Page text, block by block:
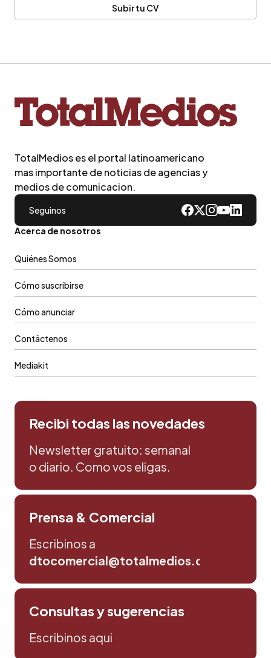
Subir tu CV
TotalMedios es el portal latinoamericano
mas importante de noticias de agencias y
medios de comunicacion.
Seguinos
Acerca de nosotros
Quiénes Somos
Cómo suscribirse
Cómo anunciar
Contáctenos
Mediakit
Recibi todas las novedades
Newsletter gratuito: semanal
o diario. Como vos eligas.
Prensa & Comercial
Escribinos a
dtocomercial@totalmedios.com
Consultas y sugerencias
Escribinos aqui